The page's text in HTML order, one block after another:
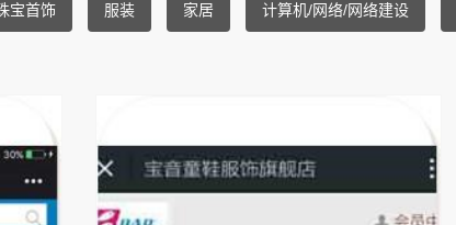
宝首饰 服装 家居 计算机/网络/网络建设